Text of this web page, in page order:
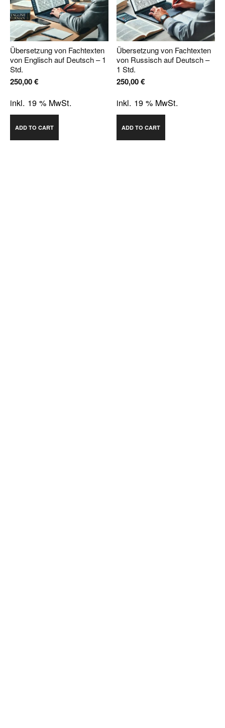
Übersetzung von Fachtexten
von Englisch auf Deutsch – 1
Std.
250,00€
inkl. 19 % MwSt.
ADD TO CART
Übersetzung von Fachtexten
von Russisch auf Deutsch –
1 Std.
250,00€
inkl. 19 % MwSt.
ADD TO CART